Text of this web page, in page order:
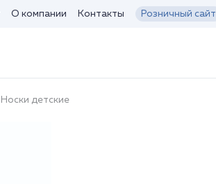
О компании Контакты Розничный сайт
Носки детские